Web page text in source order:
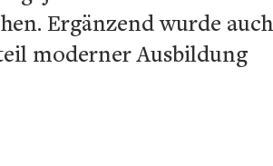
Ergänzend wurde auch
moderner Ausbildung